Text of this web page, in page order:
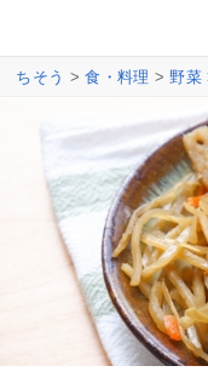
ちそう >食・料理 >野菜